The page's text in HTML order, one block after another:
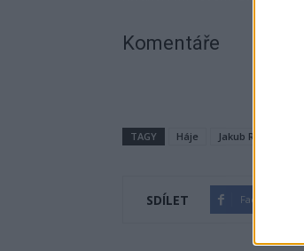
Komentáře
TAGY Háje Jakub Ročňák
SDÍLET Facebook